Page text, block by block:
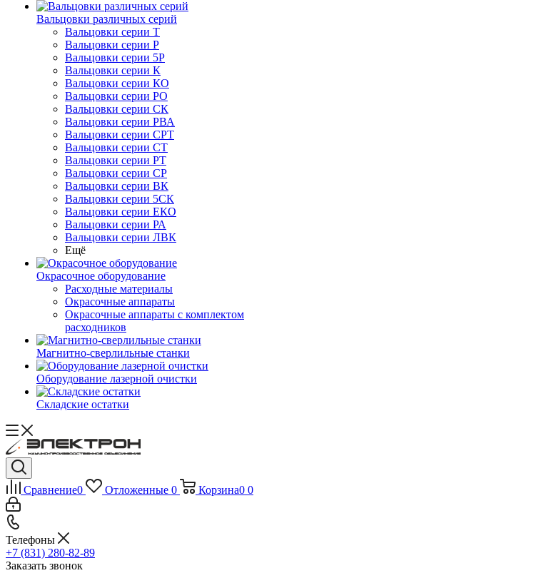
Вальцовки различных серий
Вальцовки серии Т
Вальцовки серии Р
Вальцовки серии 5Р
Вальцовки серии К
Вальцовки серии КО
Вальцовки серии РО
Вальцовки серии СК
Вальцовки серии РВА
Вальцовки серии СРТ
Вальцовки серии СТ
Вальцовки серии РТ
Вальцовки серии СР
Вальцовки серии ВК
Вальцовки серии 5СК
Вальцовки серии ЕКО
Вальцовки серии РА
Вальцовки серии ЛВК
Ещё
Окрасочное оборудование
Расходные материалы
Окрасочные аппараты
Окрасочные аппараты с комплектом
расходников
Магнитно-сверлильные станки
Оборудование лазерной очистки
Складские остатки
Сравнение0 Отложенные 0 Корзина0 0
Телефоны
+7 (831) 280-82-89
Заказать звонок